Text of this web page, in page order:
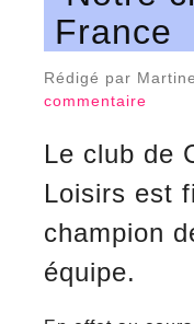
France
Rédigé par
commentaire
Le club de
Loisirs est
champion
équipe.